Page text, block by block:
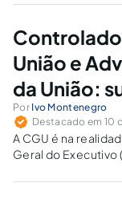
mecanismos de
benefícios à
União e
da União:
Por Ivo Montenegro
Destacado em 10
A CGU é na
Geral do Executivo
União, e não do